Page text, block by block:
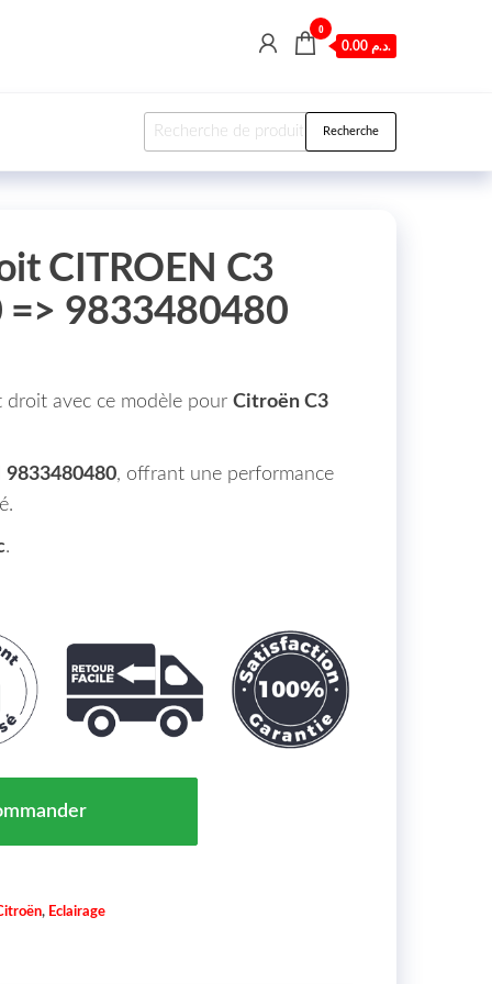
0
0.00 د.م.
Recherche pour : Recherche
CITROEN C3
=> 9833480480
droit avec ce modèle pour Citroën C3
9833480480, offrant une performance
.
, Eclairage